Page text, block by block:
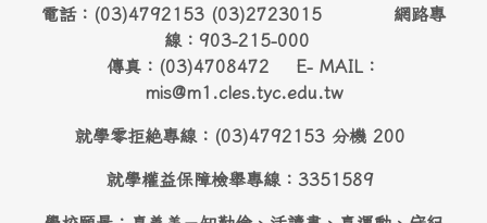
電話：(03)4792153 (03)2723015 網路專
線：903-215-000
傳真：(03)4708472 E- MAIL：
mis@m1.cles.tyc.edu.tw
就學零拒絶專線：(03)4792153 分機 200
就學權益保障檢舉專線：3351589